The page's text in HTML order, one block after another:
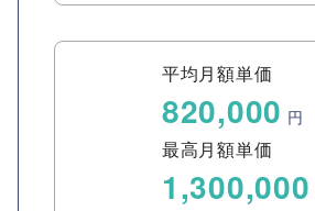
平均月額単価
820,000 円
最高月額単価
1,300,000